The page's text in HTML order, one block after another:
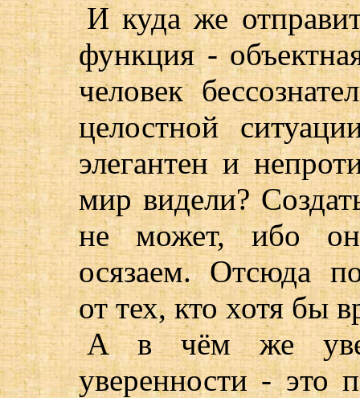
И куда же
функция -
человек
целостной
элегантен и
мир видели?
не может, ибо
осязаем. Отсюда
от тех, кто хотя бы
А в чём же
уверенности - это